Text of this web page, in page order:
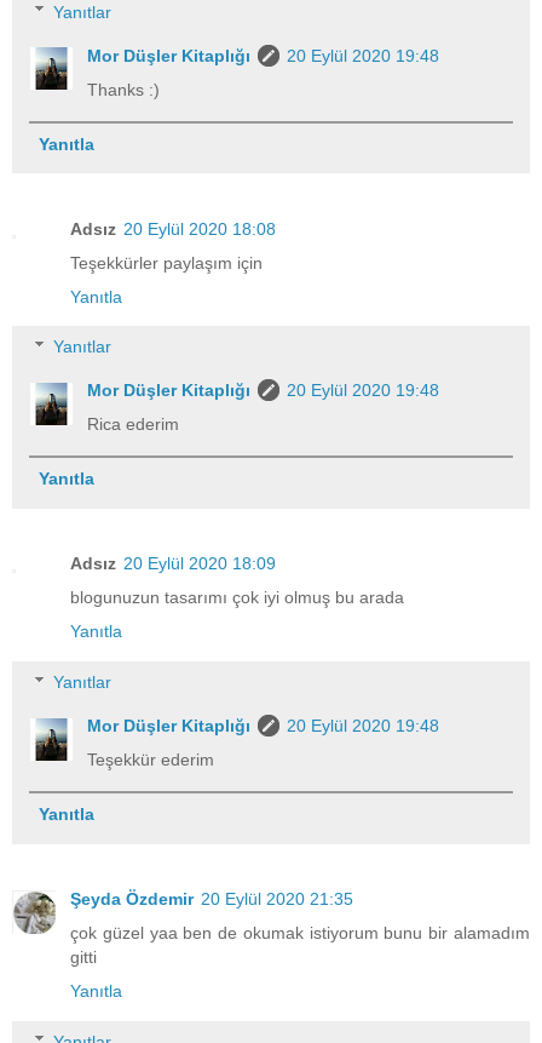
Yanıtlar
Mor Düşler Kitaplığı
20 Eylül 2020 19:48
Thanks :)
Yanıtla
Adsız 20 Eylül 2020 18:08
Teşekkürler paylaşım için
Yanıtla
Yanıtlar
Mor Düşler Kitaplığı
20 Eylül 2020 19:48
Rica ederim
Yanıtla
Adsız 20 Eylül 2020 18:09
blogunuzun tasarımı çok iyi olmuş bu arada
Yanıtla
Yanıtlar
Mor Düşler Kitaplığı
20 Eylül 2020 19:48
Teşekkür ederim
Yanıtla
Şeyda Özdemir 20 Eylül 2020 21:35
çok güzel yaa ben de okumak istiyorum bunu bir alamadım
gitti
Yanıtla